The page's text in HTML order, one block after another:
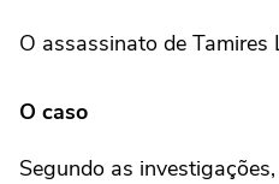
O assassinato de
O caso
Segundo as